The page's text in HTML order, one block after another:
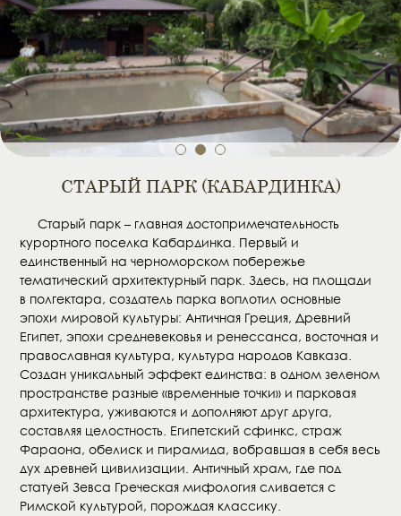
3
СТАРЫЙ ПАРК (КАБАРДИНКА)
Старый парк – главная достопримечательность
курортного поселка Кабардинка. Первый и
единственный на черноморском побережье
тематический архитектурный парк. Здесь, на площади
в полгектара, создатель парка воплотил основные
эпохи мировой культуры: Античная Греция, Древний
Египет, эпохи средневековья и ренессанса, восточная и
православная культура, культура народов Кавказа.
Создан уникальный эффект единства: в одном зеленом
пространстве разные «временные точки» и парковая
архитектура, уживаются и дополняют друг друга,
составляя целостность. Египетский сфинкс, страж
Фараона, обелиск и пирамида, вобравшая в себя весь
дух древней цивилизации. Античный храм, где под
статуей Зевса Греческая мифология сливается с
Римской культурой, порождая классику.